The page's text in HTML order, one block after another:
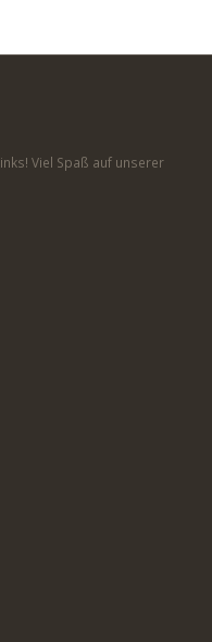
Viel Spaß auf unserer